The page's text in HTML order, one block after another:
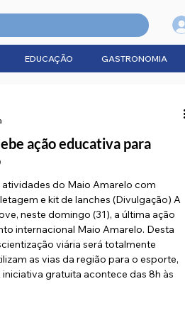
EDUCAÇÃO GASTRONOMIA
ação educativa para
do Maio Amarelo com
e kit de lanches (Divulgação) A
neste domingo (31), a última ação
internacional Maio Amarelo. Desta
viária será totalmente
as vias da região para o esporte,
gratuita acontece das 8h às